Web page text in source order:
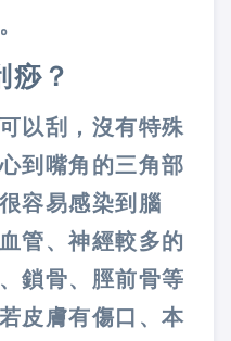
痧？
以刮，沒有特殊
到嘴角的三角部
容易感染到腦
管、神經較多的
鎖骨、脛前骨等
皮膚有傷口、本